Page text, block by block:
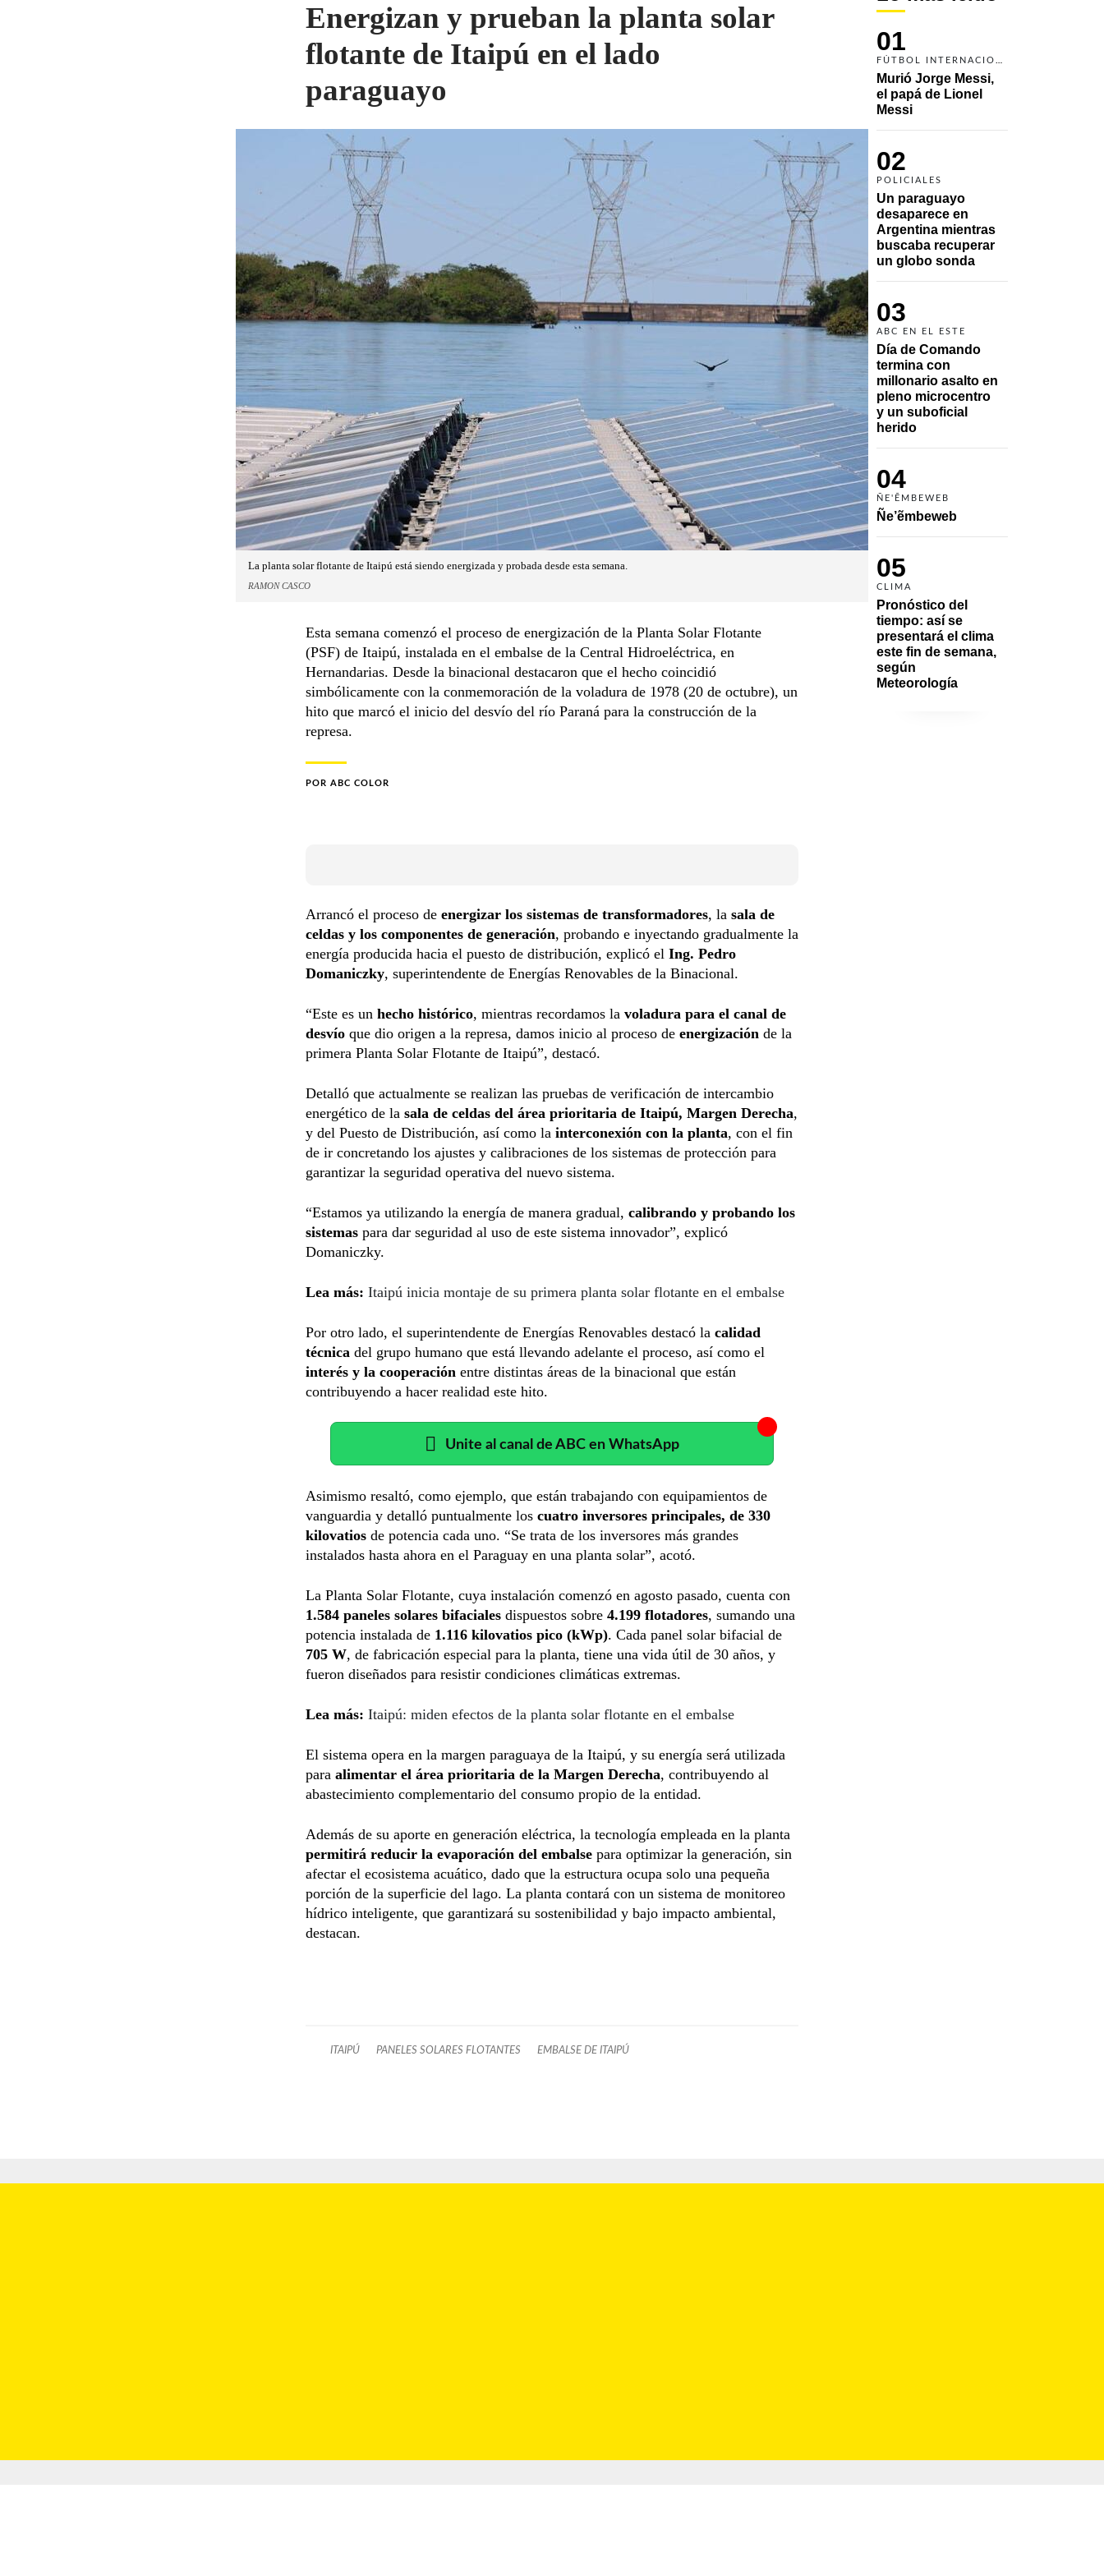
01
Murió Jorge Messi,
el papá de Lionel
Messi
02
POLICIALES
Un paraguayo
desaparece en
Argentina mientras
buscaba recuperar
un globo sonda
03
ABC EN EL ESTE
Día de Comando
termina con
millonario asalto en
pleno microcentro
y un suboficial
herido
04
ÑE'ẼMBEWEB
Ñe’ẽmbeweb
05
CLIMA
Pronóstico del
tiempo: así se
presentará el clima
este fin de semana,
según
Meteorología
Energizan y prueban la planta solar
flotante de Itaipú en el lado
paraguayo
La planta solar flotante de Itaipú está siendo energizada y probada desde esta semana.
RAMON CASCO
Esta semana comenzó el proceso de energización de la Planta Solar Flotante
(PSF) de Itaipú, instalada en el embalse de la Central Hidroeléctrica, en
Hernandarias. Desde la binacional destacaron que el hecho coincidió
simbólicamente con la conmemoración de la voladura de 1978 (20 de octubre), un
hito que marcó el inicio del desvío del río Paraná para la construcción de la
represa.
POR ABC COLOR
Arrancó el proceso de energizar los sistemas de transformadores, la sala de
celdas y los componentes de generación, probando e inyectando gradualmente la
energía producida hacia el puesto de distribución, explicó el Ing. Pedro
Domaniczky, superintendente de Energías Renovables de la Binacional.
“Este es un hecho histórico, mientras recordamos la voladura para el canal de
desvío que dio origen a la represa, damos inicio al proceso de energización de la
primera Planta Solar Flotante de Itaipú”, destacó.
Detalló que actualmente se realizan las pruebas de verificación de intercambio
energético de la sala de celdas del área prioritaria de Itaipú, Margen Derecha,
y del Puesto de Distribución, así como la interconexión con la planta, con el fin
de ir concretando los ajustes y calibraciones de los sistemas de protección para
garantizar la seguridad operativa del nuevo sistema.
“Estamos ya utilizando la energía de manera gradual, calibrando y probando los
sistemas para dar seguridad al uso de este sistema innovador”, explicó
Domaniczky.
Lea más: Itaipú inicia montaje de su primera planta solar flotante en el embalse
Por otro lado, el superintendente de Energías Renovables destacó la calidad
técnica del grupo humano que está llevando adelante el proceso, así como el
interés y la cooperación entre distintas áreas de la binacional que están
contribuyendo a hacer realidad este hito.
Unite al canal de ABC en WhatsApp
Asimismo resaltó, como ejemplo, que están trabajando con equipamientos de
vanguardia y detalló puntualmente los cuatro inversores principales, de 330
kilovatios de potencia cada uno. “Se trata de los inversores más grandes
instalados hasta ahora en el Paraguay en una planta solar”, acotó.
La Planta Solar Flotante, cuya instalación comenzó en agosto pasado, cuenta con
1.584 paneles solares bifaciales dispuestos sobre 4.199 flotadores, sumando una
potencia instalada de 1.116 kilovatios pico (kWp). Cada panel solar bifacial de
705 W, de fabricación especial para la planta, tiene una vida útil de 30 años, y
fueron diseñados para resistir condiciones climáticas extremas.
Lea más: Itaipú: miden efectos de la planta solar flotante en el embalse
El sistema opera en la margen paraguaya de la Itaipú, y su energía será utilizada
para alimentar el área prioritaria de la Margen Derecha, contribuyendo al
abastecimiento complementario del consumo propio de la entidad.
Además de su aporte en generación eléctrica, la tecnología empleada en la planta
permitirá reducir la evaporación del embalse para optimizar la generación, sin
afectar el ecosistema acuático, dado que la estructura ocupa solo una pequeña
porción de la superficie del lago. La planta contará con un sistema de monitoreo
hídrico inteligente, que garantizará su sostenibilidad y bajo impacto ambiental,
destacan.
ITAIPÚ PANELES SOLARES FLOTANTES EMBALSE DE ITAIPÚ